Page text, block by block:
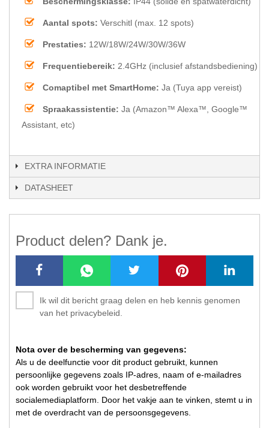
Aantal spots: Verschitl (max. 12 spots)
Prestaties: 12W/18W/24W/30W/36W
Frequentiebereik: 2.4GHz (inclusief afstandsbediening)
Comaptibel met SmartHome: Ja (Tuya app vereist)
Spraakassistentie: Ja (Amazon™ Alexa™, Google™
Assistant, etc)
EXTRA INFORMATIE
DATASHEET
Product delen? Dank je.
Ik wil dit bericht graag delen en heb kennis genomen
van het privacybeleid.
Nota over de bescherming van gegevens:
Als u de deelfunctie voor dit product gebruikt, kunnen
persoonlijke gegevens zoals IP-adres, naam of e-mailadres
ook worden gebruikt voor het desbetreffende
socialemediaplatform. Door het vakje aan te vinken, stemt u in
met de overdracht van de persoonsgegevens.